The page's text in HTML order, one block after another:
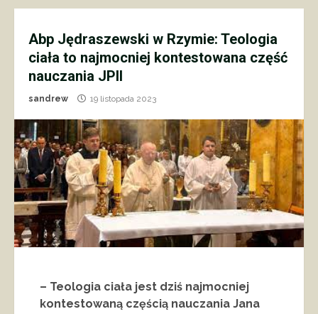
Abp Jędraszewski w Rzymie: Teologia
ciała to najmocniej kontestowana część
nauczania JPII
sandrew 19 listopada 2023
– Teologia ciała jest dziś najmocniej
kontestowaną częścią nauczania Jana